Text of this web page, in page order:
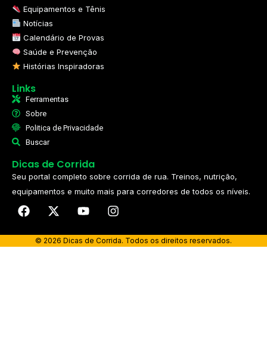
Equipamentos e Tênis
Notícias
Calendário de Provas
Saúde e Prevenção
Histórias Inspiradoras
Links
Ferramentas
Sobre
Politica de Privacidade
Buscar
Dicas de Corrida
Seu portal completo sobre corrida de rua. Treinos, nutrição,
equipamentos e muito mais para corredores de todos os níveis.​
© 2026 Dicas de Corrida. Todos os direitos reservados.